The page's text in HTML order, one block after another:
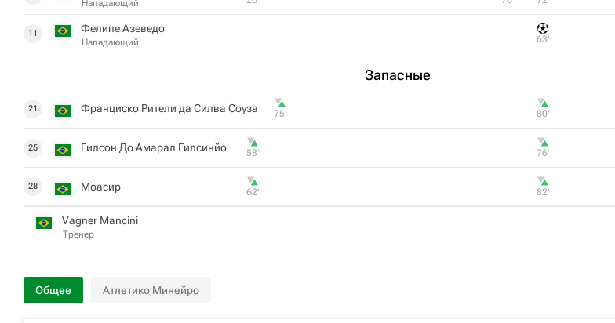
Нападающий
11 Фелипе Азеведо
Нападающий
Запасные
21 Франциско Рители да Силва Соуза 75‎’‎
25 Гилсон До Амарал Гилсинйо 58‎’‎
28 Моасир 62‎’‎
Vagner Mancini
Тренер
63‎’‎
80‎’‎
76‎’‎
82‎’‎
Общее Атлетико Минейро